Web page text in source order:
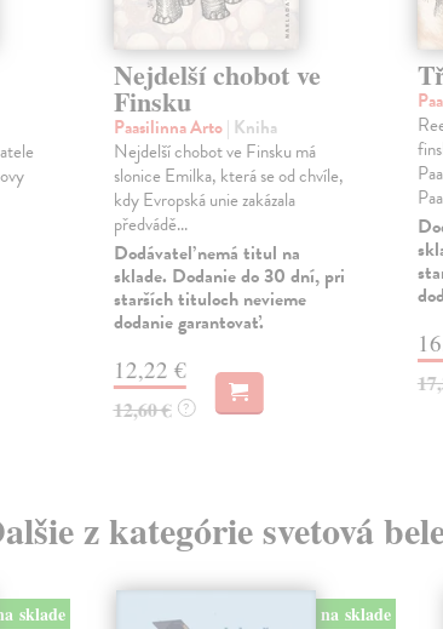
Nejdelší chobot ve
Finsku
Paasilinna Arto| Kniha
Nejdelší chobot ve Finsku má
slonice Emilka, která se od chvíle,
kdy Evropská unie zakázala
předvádě...
Dodávateľ nemá titul na
sklade. Dodanie do 30 dní, pri
starších tituloch nevieme
dodanie garantovať.
12,22 €
12,60 € ?
z kategórie svetová
sklade
na sklade